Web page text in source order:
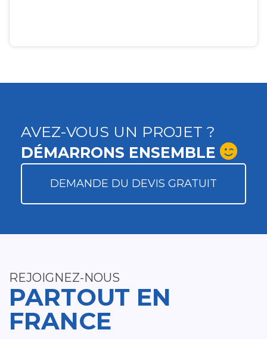
AVEZ-VOUS UN PROJET ?
DÉMARRONS ENSEMBLE
DEMANDE DU DEVIS GRATUIT
REJOIGNEZ-NOUS
PARTOUT EN
FRANCE